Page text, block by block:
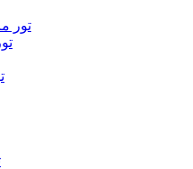
تور